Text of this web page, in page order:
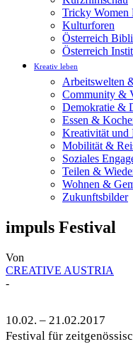
Tricky Women
Kulturforen
Österreich
Österreich
Kreativ leben
Arbeitswelten
Community &
Demokratie &
Essen &
Kreativität und
Mobilität &
Soziales
Teilen &
Wohnen &
Zukunftsbilder
impuls Festival
Von
CREATIVE AUSTRIA
-
10.02. – 21.02.2017
Festival für